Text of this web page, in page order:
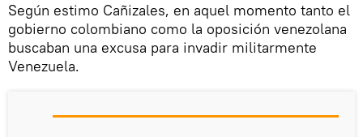
Según estimo Cañizales, en aquel momento tanto el
gobierno colombiano como la oposición venezolana
buscaban una excusa para invadir militarmente
Venezuela.